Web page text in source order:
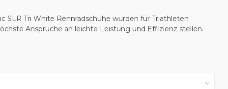
SLR Tri White Rennradschuhe wurden für Triathleten
Ansprüche an leichte Leistung und Effizienz stellen.